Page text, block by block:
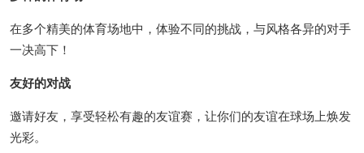
在多个精美的体育场地中，体验不同的挑战，与风格各异的对手
一决高下！
友好的对战
邀请好友，享受轻松有趣的友谊赛，让你们的友谊在球场上焕发
光彩。